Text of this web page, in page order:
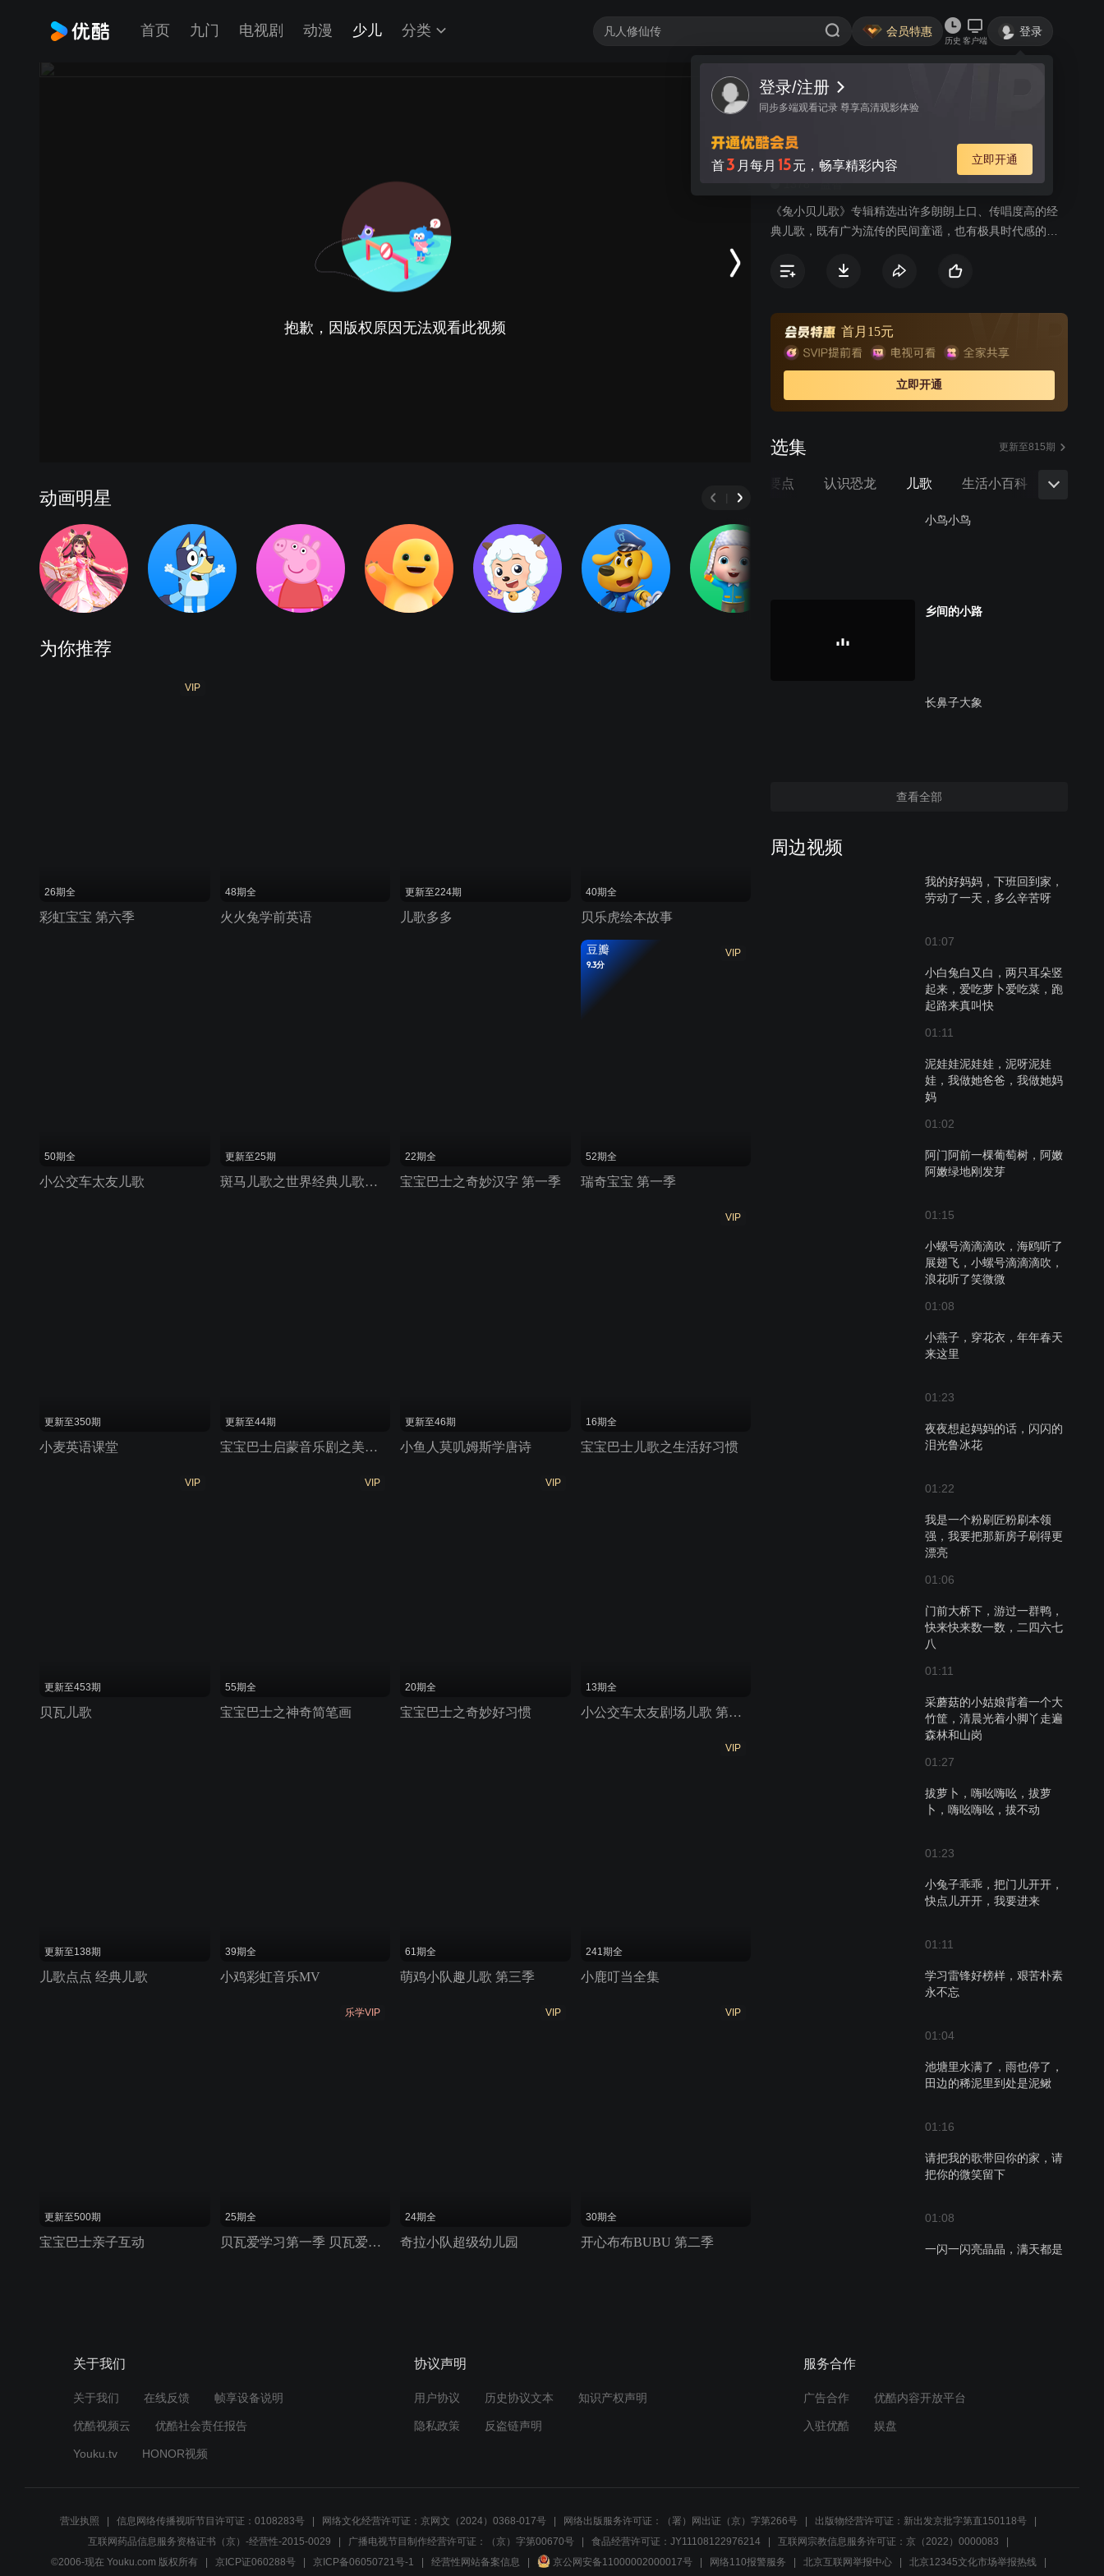
首页 九门 电视剧 动漫 少儿 分类 会员特惠
历史 客户端
登录
抱歉，因版权原因无法观看此视频
视频 讨论
兔小贝儿歌
《兔小贝儿歌》专辑精选出许多朗朗上口、传唱度高的经
典儿歌，既有广为流传的民间童谣，也有极具时代感的原
手们童稚的嗓音为大家带来全新的儿歌世界。《兔小贝儿
儿童健康向上的精神风貌，让儿童感受到欢乐的音乐氛
围，还能从歌曲中学习语言，培养美感，启发益智，增长
见识。
首月15元
立即开通
选集 更新至815期
新型冠状病毒防控要点 认识恐龙 儿歌 生活小百科 身体的
小鸟小鸟
乡间的小路
长鼻子大象
查看全部
周边视频
我的好妈妈，下班回到家，
劳动了一天，多么辛苦呀
01:07
小白兔白又白，两只耳朵竖
起来，爱吃萝卜爱吃菜，跑
起路来真叫快
01:11
泥娃娃泥娃娃，泥呀泥娃
娃，我做她爸爸，我做她妈
妈
01:02
阿门阿前一棵葡萄树，阿嫩
阿嫩绿地刚发芽
01:15
小螺号滴滴滴吹，海鸥听了
展翅飞，小螺号滴滴滴吹，
浪花听了笑微微
01:08
小燕子，穿花衣，年年春天
来这里
01:23
夜夜想起妈妈的话，闪闪的
泪光鲁冰花
01:22
我是一个粉刷匠粉刷本领
强，我要把那新房子刷得更
漂亮
01:06
门前大桥下，游过一群鸭，
快来快来数一数，二四六七
八
01:11
采蘑菇的小姑娘背着一个大
竹筐，清晨光着小脚丫走遍
森林和山岗
01:27
拔萝卜，嗨吆嗨吆，拔萝
卜，嗨吆嗨吆，拔不动
01:23
小兔子乖乖，把门儿开开，
快点儿开开，我要进来
01:11
学习雷锋好榜样，艰苦朴素
永不忘
01:04
池塘里水满了，雨也停了，
田边的稀泥里到处是泥鳅
01:16
请把我的歌带回你的家，请
把你的微笑留下
01:08
一闪一闪亮晶晶，满天都是
01:27
01:06
好爸爸坏爸爸，你喜欢自己
的爸爸吗
动画明星
为你推荐
VIP
26期全
彩虹宝宝 第六季
48期全
火火兔学前英语
更新至224期
儿歌多多
40期全
贝乐虎绘本故事
50期全
小公交车太友儿歌
更新至25期
斑马儿歌之世界经典儿歌系列
22期全
宝宝巴士之奇妙汉字 第一季
VIP
豆瓣
9.3分
52期全
瑞奇宝宝 第一季
更新至350期
小麦英语课堂
更新至44期
宝宝巴士启蒙音乐剧之美食总动员
更新至46期
小鱼人莫叽姆斯学唐诗
VIP
16期全
宝宝巴士儿歌之生活好习惯
VIP
更新至453期
贝瓦儿歌
VIP
55期全
宝宝巴士之神奇简笔画
VIP
20期全
宝宝巴士之奇妙好习惯
13期全
小公交车太友剧场儿歌 第二季
更新至138期
儿歌点点 经典儿歌
39期全
小鸡彩虹音乐MV
61期全
萌鸡小队趣儿歌 第三季
VIP
241期全
小鹿叮当全集
更新至500期
宝宝巴士亲子互动
乐学VIP
25期全
贝瓦爱学习第一季 贝瓦爱英语
VIP
24期全
奇拉小队超级幼儿园
VIP
30期全
开心布布BUBU 第二季
关于我们
关于我们 在线反馈 帧享设备说明
优酷视频云 优酷社会责任报告
Youku.tv HONOR视频
协议声明
用户协议 历史协议文本 知识产权声明
隐私政策 反盗链声明
服务合作
广告合作 优酷内容开放平台
入驻优酷 娱盘
营业执照 信息网络传播视听节目许可证：0108283号 网络文化经营许可证：京网文（2024）0368-017号 网络出版服务许可证：（署）网出证（京）字第266号
出版物经营许可证：新出发京批字第直150118号
互联网药品信息服务资格证书（京）-经营性-2015-0029
广播电视节目制作经营许可证：（京）字第00670号 食品经营许可证：JY11108122976214
互联网宗教信息服务许可证：京（2022）0000083
©2006-现在 Youku.com 版权所有
京ICP证060288号 京ICP备06050721号-1 经营性网站备案信息 京公网安备11000002000017号 网络110报警服务 北京互联网举报中心 北京12345文化市场举报热线